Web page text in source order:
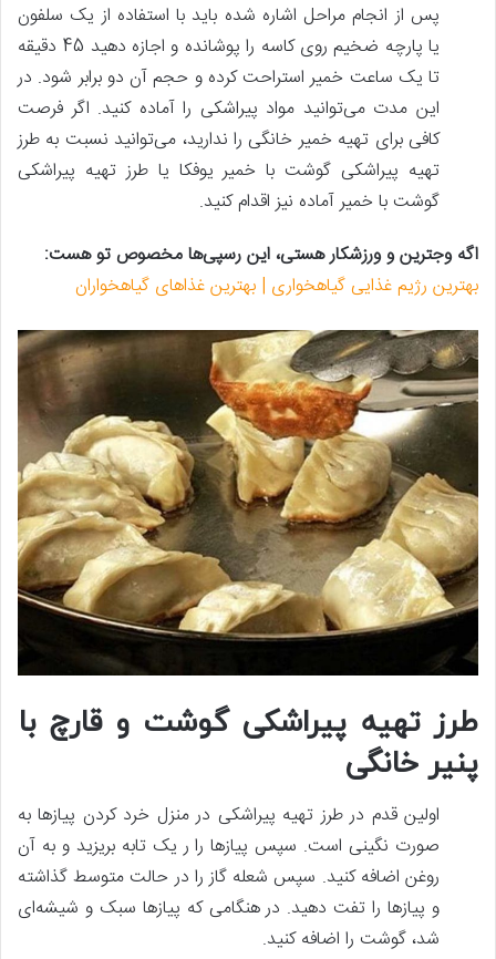
پس از انجام مراحل اشاره شده باید با استفاده از یک سلفون
یا پارچه ضخیم روی کاسه را پوشانده و اجازه دهید 45 دقیقه
تا یک ساعت خمیر استراحت کرده و حجم آن دو برابر شود. در
این مدت می‌توانید مواد پیراشکی را آماده کنید. اگر فرصت
کافی برای تهیه خمیر خانگی را ندارید، می‌توانید نسبت به طرز
تهیه پیراشکی گوشت با خمیر یوفکا یا طرز تهیه پیراشکی
گوشت با خمیر آماده نیز اقدام کنید.
اگه وجترین و ورزشکار هستی، این رسپی‌ها مخصوص تو هست:
بهترین رژیم غذایی گیاهخواری | بهترین غذاهای گیاهخواران
طرز تهیه پیراشکی گوشت و قارچ با
پنیر خانگی
اولین قدم در طرز تهیه پیراشکی در منزل خرد کردن پیازها به
صورت نگینی است. سپس پیازها را ر یک تابه بریزید و به آن
روغن اضافه کنید. سپس شعله گاز را در حالت متوسط گذاشته
و پیازها را تفت دهید. در هنگامی که پیازها سبک و شیشه‌ای
شد، گوشت را اضافه کنید.